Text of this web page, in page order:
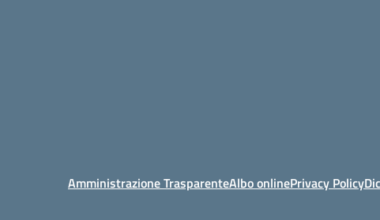
Amministrazione TrasparenteAlbo onlinePrivacy Policy